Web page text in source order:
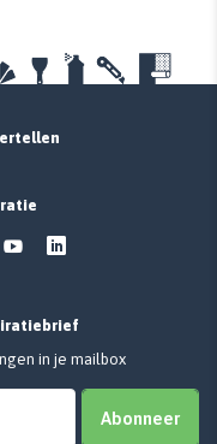
in je mailbox
Abonneer